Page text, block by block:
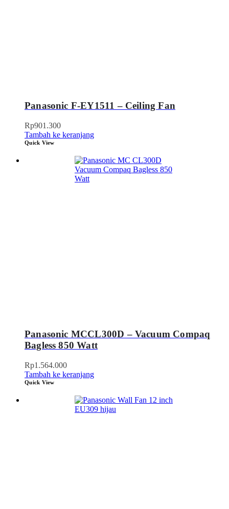
Panasonic F-EY1511 – Ceiling Fan
Rp901.300
Tambah ke keranjang
Quick View
Panasonic MCCL300D – Vacuum Compaq
Bagless 850 Watt
Rp1.564.000
Tambah ke keranjang
Quick View